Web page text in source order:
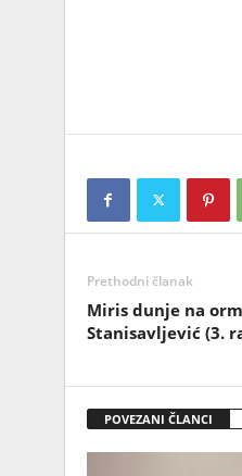
Prethodni članak
Miris dunje na
Stanisavlјević (3.
POVEZANI ČLANCI